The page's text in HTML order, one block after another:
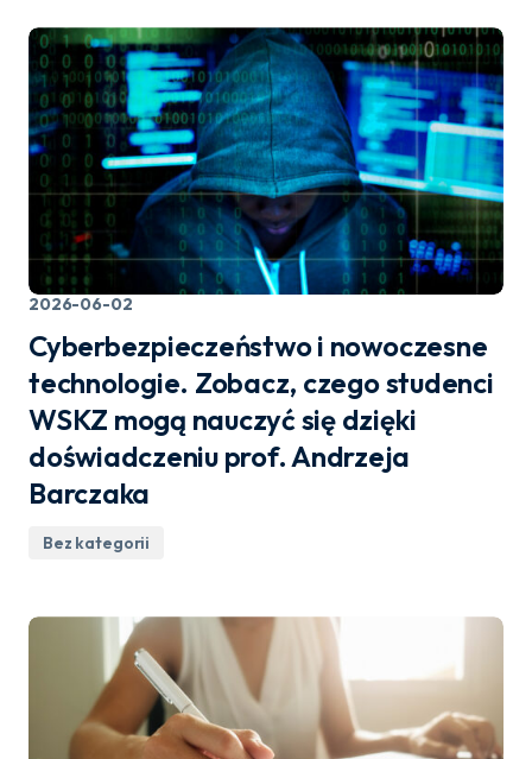
2026-06-02
Cyberbezpieczeństwo i nowoczesne
technologie. Zobacz, czego studenci
WSKZ mogą nauczyć się dzięki
doświadczeniu prof. Andrzeja
Barczaka
Bez kategorii